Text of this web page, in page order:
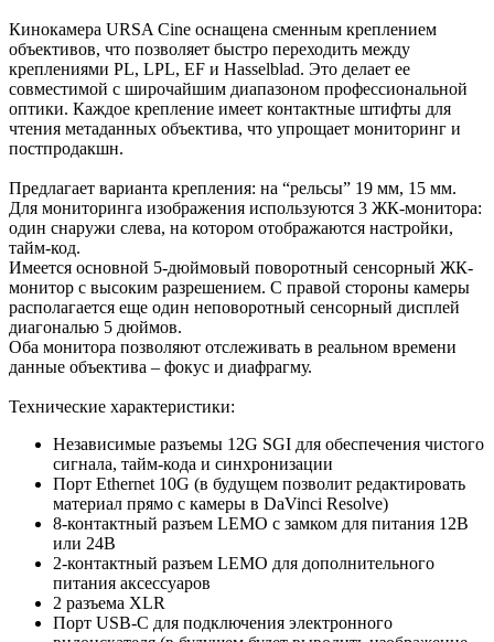
Кинокамера URSA Cine оснащена сменным креплением
объективов, что позволяет быстро переходить между
креплениями PL, LPL, EF и Hasselblad. Это делает ее
совместимой с широчайшим диапазоном профессиональной
оптики. Каждое крепление имеет контактные штифты для
чтения метаданных объектива, что упрощает мониторинг и
постпродакшн.
Предлагает варианта крепления: на “рельсы” 19 мм, 15 мм.
Для мониторинга изображения используются 3 ЖК-монитора:
один снаружи слева, на котором отображаются настройки,
тайм-код.
Имеется основной 5-дюймовый поворотный сенсорный ЖК-
монитор с высоким разрешением. С правой стороны камеры
располагается еще один неповоротный сенсорный дисплей
диагональю 5 дюймов.
Оба монитора позволяют отслеживать в реальном времени
данные объектива – фокус и диафрагму.
Технические характеристики:
Независимые разъемы 12G SGI для обеспечения чистого
сигнала, тайм-кода и синхронизации
Порт Ethernet 10G (в будущем позволит редактировать
материал прямо с камеры в DaVinci Resolve)
8-контактный разъем LEMO с замком для питания 12В
или 24В
2-контактный разъем LEMO для дополнительного
питания аксессуаров
2 разъема XLR
Порт USB-C для подключения электронного